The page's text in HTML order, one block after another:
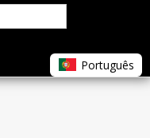
Português